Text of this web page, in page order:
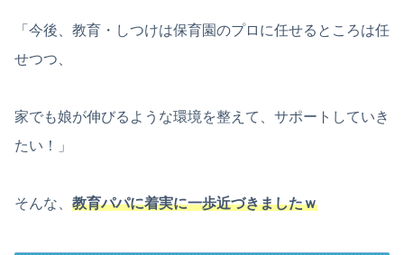
「今後、教育・しつけは保育園のプロに任せるところは任
せつつ、
家でも娘が伸びるような環境を整えて、サポートしていき
たい！」
そんな、 教育パパに着実に一歩近づきましたｗ